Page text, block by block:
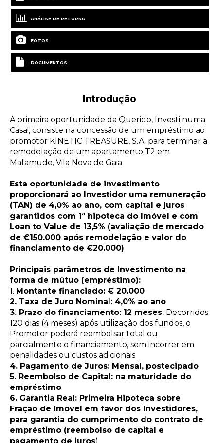
ANÁLISE DE RETORNO
FOTOS
DOCUMENTOS
Introdução
A primeira oportunidade da Querido, Investi numa
Casa!, consiste na concessão de um empréstimo ao
promotor KINETIC TREASURE, S.A. para terminar a
remodelação de um apartamento T2 em
Mafamude, Vila Nova de Gaia
Esta oportunidade de investimento
proporcionará ao Investidor uma remuneração
(TAN) de 4,0% ao ano, com capital e juros
garantidos com 1ª hipoteca do Imóvel e com
Loan to Value de 13,5% (avaliação de mercado
de €150.000 após remodelação e valor do
financiamento de €20.000)
Principais parâmetros de Investimento na
forma de mútuo (empréstimo):
1. Montante financiado: € 20.000
2. Taxa de Juro Nominal: 4,0% ao ano
3. Prazo do financiamento: 12 meses. Decorridos
120 dias (4 meses) após utilização dos fundos, o
Promotor poderá reembolsar total ou
parcialmente o financiamento, sem incorrer em
penalidades ou custos adicionais.
4. Pagamento de Juros: Mensal, postecipado
5. Reembolso de Capital: na maturidade do
empréstimo
6. Garantia Real: Primeira Hipoteca sobre
Fração de Imóvel em favor dos Investidores,
para garantia do cumprimento do contrato de
empréstimo (reembolso de capital e
pagamento de juros)